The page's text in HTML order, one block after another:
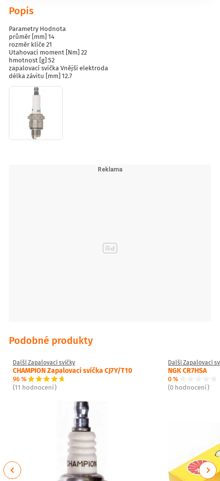
Popis
Parametry Hodnota
průměr [mm] 14
rozměr klíče 21
Utahovací moment [Nm] 22
hmotnost [g] 52
zapalovací svíčka Vnější elektroda
délka závitu [mm] 12.7
Podobné produkty
Další Zapalovací svíčky
CHAMPION Zapalovací svíčka CJ7Y/T10
96 %
(11 hodnocení)
Další Zapalovací
NGK CR7HSA
0 %
(0 hodnocení)
Previous Next